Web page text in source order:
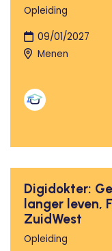
Opleiding
09/01/2027
Menen
Digidokter:
langer leven,
ZuidWest
Opleiding